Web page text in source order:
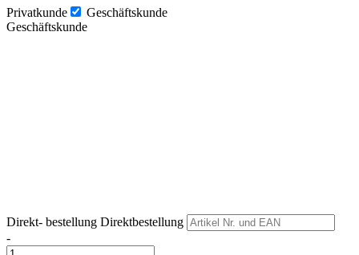
Privatkunde
Geschäftskunde
Geschäftskunde
Direkt- bestellung Direktbestellung
-